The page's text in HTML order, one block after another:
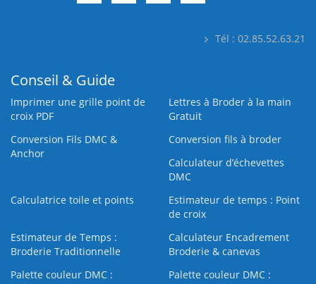
Tél : 02.85.52.63.21
Conseil & Guide
Imprimer une grille point de
croix PDF
Lettres à Broder à la main
Gratuit
Conversion Fils DMC &
Anchor
Conversion fils à broder
Calculateur d’échevettes
DMC
Calculatrice toile et points
Estimateur de temps : Point
de croix
Estimateur de Temps :
Broderie Traditionnelle
Calculateur Encadrement
Broderie & canevas
Palette couleur DMC :
Palette couleur DMC :